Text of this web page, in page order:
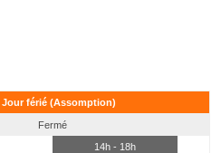
Jour férié (Assomption)
Fermé
14h - 18h